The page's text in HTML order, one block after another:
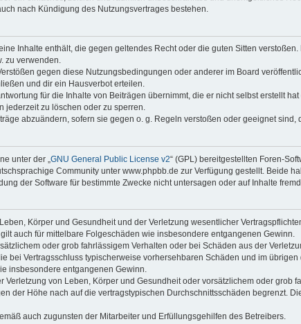
nach Kündigung des Nutzungsvertrages bestehen.
Inhalte enthält, die gegen geltendes Recht oder die guten Sitten
zu verwenden.
gegen diese Nutzungsbedingungen oder anderer im Board
und dir ein Hausverbot erteilen.
für die Inhalte von Beiträgen übernimmt, die er nicht selbst erstellt
jederzeit zu löschen oder zu sperren.
abzuändern, sofern sie gegen o. g. Regeln verstoßen oder geeignet
unter der „ GNU General Public License v2“ (GPL) bereitgestellten Foren-
Community unter www.phpbb.de zur Verfügung gestellt. Beide
der Software für bestimmte Zwecke nicht untersagen oder auf Inhalte
Körper und Gesundheit und der Verletzung wesentlicher
auch für mittelbare Folgeschäden wie insbesondere entgangenen Gewinn.
oder grob fahrlässigem Verhalten oder bei Schäden aus der
bei Vertragsschluss typischerweise vorhersehbaren Schäden und im
insbesondere entgangenen Gewinn.
von Leben, Körper und Gesundheit oder vorsätzlichem oder grob
der Höhe nach auf die vertragstypischen Durchschnittsschäden begrenzt.
auch zugunsten der Mitarbeiter und Erfüllungsgehilfen des Betreibers.